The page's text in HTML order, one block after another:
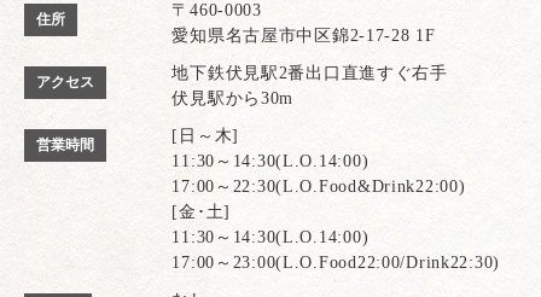
住所
〒460-0003
愛知県名古屋市中区錦2-17-28 1F
アクセス
地下鉄伏見駅2番出口直進すぐ右手
伏見駅から30m
営業時間
[日～木]
11:30～14:30(L.O.14:00)
17:00～22:30(L.O.Food&Drink22:00)
[金･土]
11:30～14:30(L.O.14:00)
17:00～23:00(L.O.Food22:00/Drink22:30)